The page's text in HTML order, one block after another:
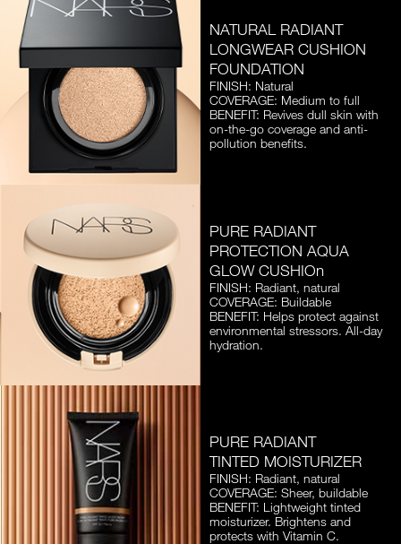
NATURAL RADIANT
LONGWEAR CUSHION
FOUNDATION
FINISH: Natural
COVERAGE: Medium to full
BENEFIT: Revives dull skin with
on-the-go coverage and anti-
pollution benefits.
PURE RADIANT
PROTECTION AQUA
GLOW CUSHIOn
FINISH: Radiant, natural
COVERAGE: Buildable
BENEFIT: Helps protect against
environmental stressors. All-day
hydration.
PURE RADIANT
TINTED MOISTURIZER
FINISH: Radiant, natural
COVERAGE: Sheer, buildable
BENEFIT: Lightweight tinted
moisturizer. Brightens and
protects with Vitamin C.